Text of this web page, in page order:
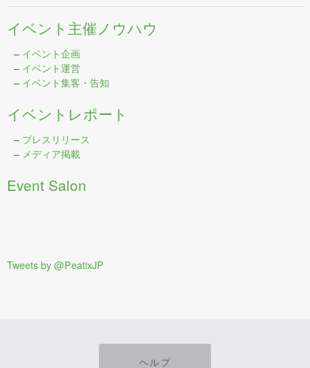
イベント主催ノウハウ
– イベント企画
– イベント運営
– イベント集客・告知
イベントレポート
– プレスリリース
– メディア掲載
Event Salon
Tweets by @PeatixJP
ヘルプ